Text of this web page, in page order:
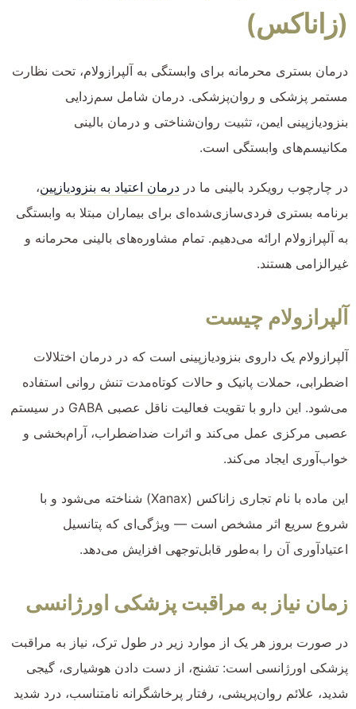
(زاناکس)
درمان بستری محرمانه برای وابستگی به آلپرازولام، تحت نظارت
مستمر پزشکی و روان‌پزشکی. درمان شامل سم‌زدایی
بنزودیازپینی ایمن، تثبیت روان‌شناختی و درمان بالینی
مکانیسم‌های وابستگی است.
در چارچوب رویکرد بالینی ما در درمان اعتیاد به بنزودیازپین،
برنامه بستری فردی‌سازی‌شده‌ای برای بیماران مبتلا به وابستگی
به آلپرازولام ارائه می‌دهیم. تمام مشاوره‌های بالینی محرمانه و
غیرالزامی هستند.
آلپرازولام چیست
آلپرازولام یک داروی بنزودیازپینی است که در درمان اختلالات
اضطرابی، حملات پانیک و حالات کوتاه‌مدت تنش روانی استفاده
می‌شود. این دارو با تقویت فعالیت ناقل عصبی GABA در سیستم
عصبی مرکزی عمل می‌کند و اثرات ضداضطراب، آرام‌بخشی و
خواب‌آوری ایجاد می‌کند.
این ماده با نام تجاری زاناکس (Xanax) شناخته می‌شود و با
شروع سریع اثر مشخص است — ویژگی‌ای که پتانسیل
اعتیادآوری آن را به‌طور قابل‌توجهی افزایش می‌دهد.
زمان نیاز به مراقبت پزشکی اورژانسی
در صورت بروز هر یک از موارد زیر در طول ترک، نیاز به مراقبت
پزشکی اورژانسی است: تشنج، از دست دادن هوشیاری، گیجی
شدید، علائم روان‌پریشی، رفتار پرخاشگرانه نامتناسب، درد شدید